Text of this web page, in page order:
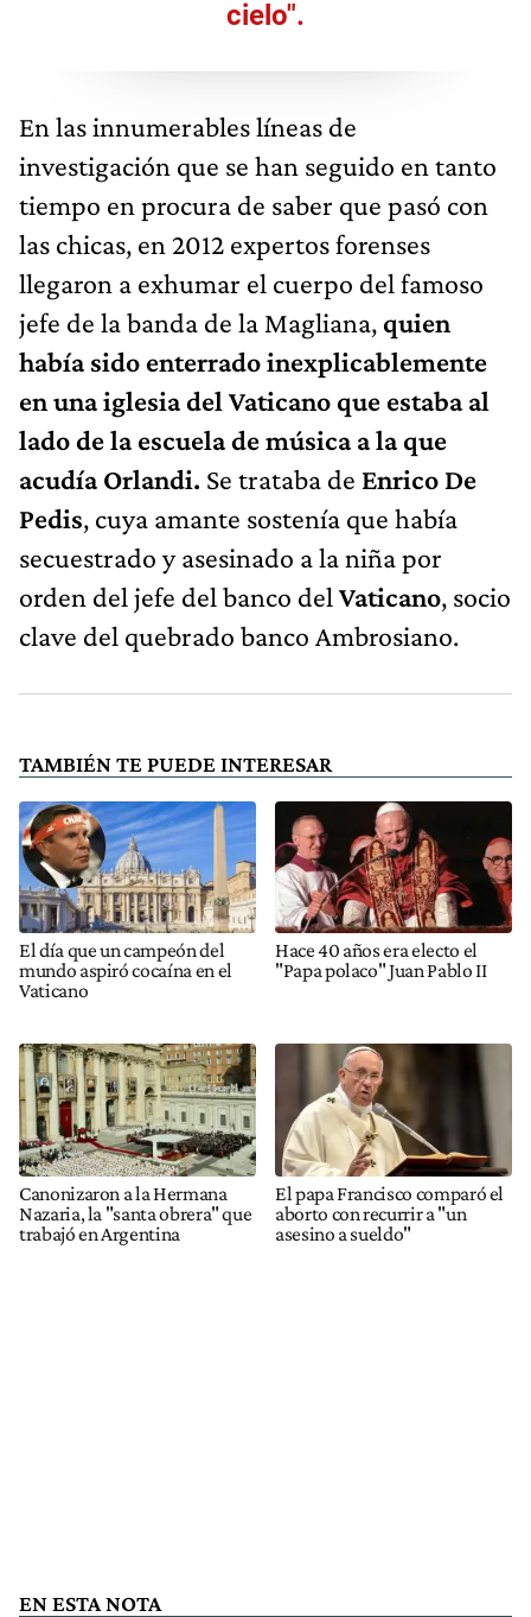
cielo".
En las innumerables líneas de
investigación que se han seguido en tanto
tiempo en procura de saber que pasó con
las chicas, en 2012 expertos forenses
llegaron a exhumar el cuerpo del famoso
jefe de la banda de la Magliana, quien
había sido enterrado inexplicablemente
en una iglesia del Vaticano que estaba al
lado de la escuela de música a la que
acudía Orlandi. Se trataba de Enrico De
Pedis, cuya amante sostenía que había
secuestrado y asesinado a la niña por
orden del jefe del banco del Vaticano, socio
clave del quebrado banco Ambrosiano.
TAMBIÉN TE PUEDE INTERESAR
El día que un campeón del
mundo aspiró cocaína en el
Vaticano
Hace 40 años era electo el
"Papa polaco" Juan Pablo II
Canonizaron a la Hermana
Nazaria, la "santa obrera" que
trabajó en Argentina
El papa Francisco comparó el
aborto con recurrir a "un
asesino a sueldo"
EN ESTA NOTA